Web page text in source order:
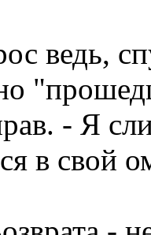
ведь,
- Я
в свой